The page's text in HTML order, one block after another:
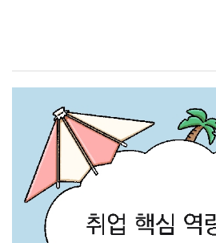
수강할 수 있습니다. 계절학기는
동안 수업이 집중적으로 운영되기
관리가 더욱 중요합니다!수업 기간
결석이나 과제 미제출이 성적에 큰
강의 시간과 강의실을 미리 확인하
놓치지 않도록 주의하시기 바랍니
방식이나 시험 일정이 다를 수 있으
안내와 학사 공지도 함께 확인하면
중에도 꾸준히 수업에 참여해야 하